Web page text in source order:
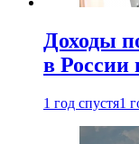
Доходы
в России
1 год спустя1